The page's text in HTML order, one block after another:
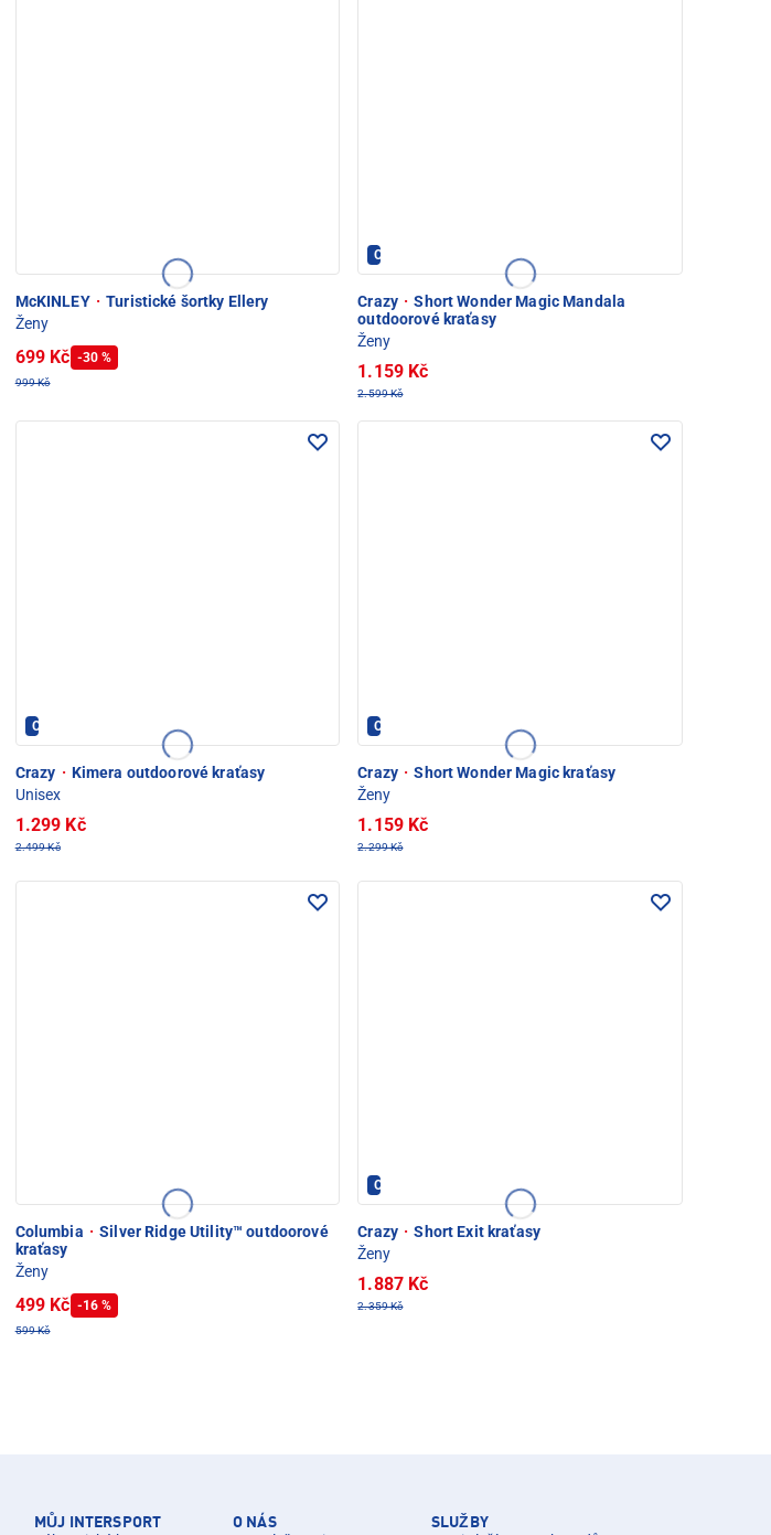
McKINLEY · Turistické šortky Ellery
Ženy
699 Kč -30 %
999 Kč
Crazy - PEC POD SNĚŽKOU
Crazy · Short Wonder Magic Mandala
outdoorové kraťasy
Ženy
1.159 Kč
2.599 Kč
Crazy - PEC POD SNĚŽKOU
Crazy · Kimera outdoorové kraťasy
Unisex
1.299 Kč
2.499 Kč
Crazy - PEC POD SNĚŽKOU
Crazy · Short Wonder Magic kraťasy
Ženy
1.159 Kč
2.299 Kč
Columbia · Silver Ridge Utility™ outdoorové
kraťasy
Ženy
499 Kč -16 %
599 Kč
Crazy - PEC POD SNĚŽKOU
Crazy · Short Exit kraťasy
Ženy
1.887 Kč
2.359 Kč
MŮJ INTERSPORT O NÁS SLUŽBY